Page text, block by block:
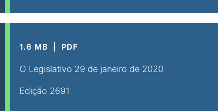
1.6 MB PDF
O Legislativo 29 de janeiro de 2020
Edição 2691